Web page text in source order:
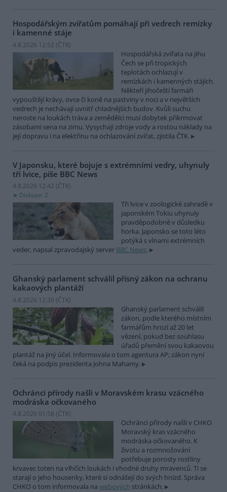
Hospodářským zvířatům pomáhají při vedrech remízky
i kamenné stáje
4.8.2026 12:52 (ČTK)
Hospodářská zvířata na jihu
Čech se při tropických
teplotách ochlazují v
remízkách i kamenných stájích.
Někteří jihočeští farmáři
vypouštějí krávy, ovce či koně na pastviny v noci a v největších
vedrech je nechávají uvnitř chladnějších budov. Kvůli suchu
neroste na loukách tráva a zemědělci musí dobytek přikrmovat
zásobami sena na zimu. Vysychají zdroje vody a rostou náklady na
její dopravu i na elektřinu na ochlazování zvířat, zjistila ČTK.
V Japonsku, které bojuje s extrémními vedry, uhynuly
tři lvice, píše BBC News
4.8.2026 12:42 (ČTK)
Diskuse: 2
Tři lvice v zoologické zahradě v
japonském Tokiu uhynuly
pravděpodobně v důsledku
horka. Japonsko se toto léto
potýká s vlnami extrémních
veder, napsal zpravodajský server BBC News.
Ghanský parlament schválil přísný zákon na ochranu
kakaových plantáží
4.8.2026 12:39 (ČTK)
Ghanský parlament schválil
zákon, podle kterého místním
farmářům hrozí až 20 let
vězení, pokud bez souhlasu
úřadů přemění svou kakaovou
plantáž na jiný účel. Informovala o tom agentura AP; zákon nyní
čeká na podpis prezidenta Johna Mahamy.
Ochránci přírody našli v Moravském krasu vzácného
modráska očkovaného
4.8.2026 01:58 (ČTK)
Ochránci přírody našli v CHKO
Moravský kras vzácného
modráska očkovaného. K
životu a rozmnožování
potřebuje porosty rostliny
krvavec toten na vlhčích loukách i vhodné druhy mravenců. Ti se
starají o jeho housenky, které si odnášejí do svých hnízd. Správa
CHKO o tom informovala na webových stránkách.